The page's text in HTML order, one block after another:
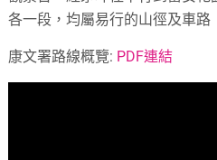
各一段，均屬易行的山徑及車路
康文署路線概覽: PDF連結